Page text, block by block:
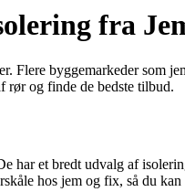
fra
Flere byggemarkeder som
og finde de bedste tilbud.
har et bredt udvalg af
hos jem og fix, så du